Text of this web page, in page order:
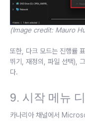
(Image credit: Mauro
또한, 다크 모드는 진행률
뛰기, 재정의, 파일 선택),
다.
9. 시작 메뉴
카나리아 채널에서